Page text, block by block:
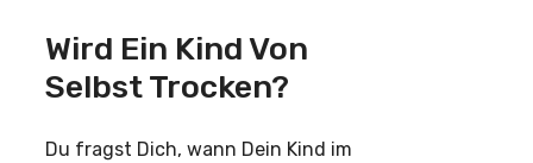
Wird Ein Kind Von
Selbst Trocken?
Du fragst Dich, wann Dein Kind im